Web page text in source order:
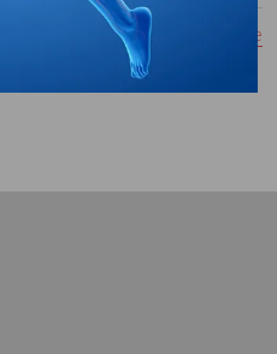
Retourner à la vue de liste